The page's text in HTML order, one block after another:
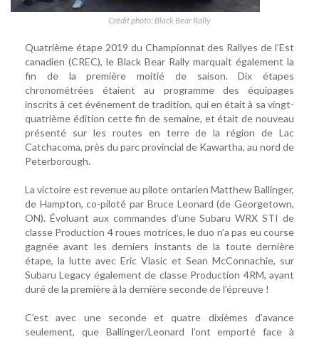
Crédit photo: Black Bear Rally
Quatrième étape 2019 du Championnat des Rallyes de l’Est
canadien (CREC), le Black Bear Rally marquait également la
fin de la première moitié de saison. Dix étapes
chronométrées étaient au programme des équipages
inscrits à cet événement de tradition, qui en était à sa vingt-
quatrième édition cette fin de semaine, et était de nouveau
présenté sur les routes en terre de la région de Lac
Catchacoma, près du parc provincial de Kawartha, au nord de
Peterborough.
La victoire est revenue au pilote ontarien Matthew Ballinger,
de Hampton, co-piloté par Bruce Leonard (de Georgetown,
ON). Évoluant aux commandes d’une Subaru WRX STI de
classe Production 4 roues motrices, le duo n’a pas eu course
gagnée avant les derniers instants de la toute dernière
étape, la lutte avec Eric Vlasic et Sean McConnachie, sur
Subaru Legacy également de classe Production 4RM, ayant
duré de la première à la dernière seconde de l’épreuve !
C’est avec une seconde et quatre dixièmes d’avance
seulement, que Ballinger/Leonard l’ont emporté face à